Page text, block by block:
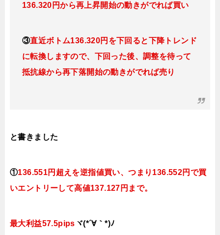
136.320円から再上昇開始の動きがでれば買い
③直近ボトム136.320円を下回ると下降トレンド
に転換しますので、下回った後、調整を待って
抵抗線から再下落開始の動きがでれば売り
と書きました
①136.551円超えを逆指値買い、つまり136.552円で買
いエントリーして高値137.127円まで。
最大利益57.5pips ヾ(*´∀｀*)ﾉ